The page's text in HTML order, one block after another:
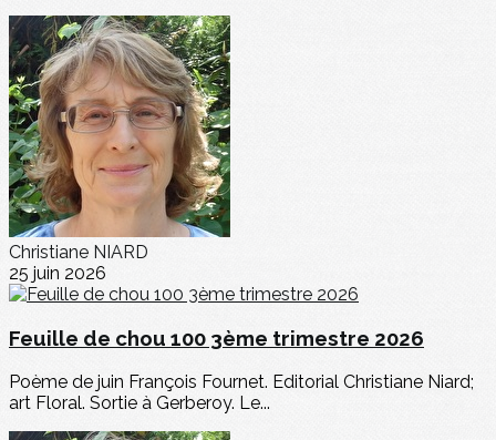
Christiane NIARD
25 juin 2026
Feuille de chou 100 3ème trimestre 2026
Poème de juin François Fournet. Editorial Christiane Niard;
art Floral. Sortie à Gerberoy. Le...